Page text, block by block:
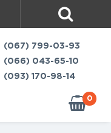
(067) 799-03-93
(066) 043-65-10
(093) 170-98-14
0